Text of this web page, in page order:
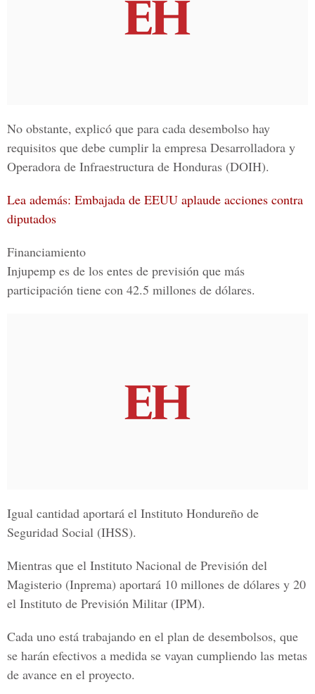
No obstante, explicó que para cada desembolso hay
requisitos que debe cumplir la empresa Desarrolladora y
Operadora de Infraestructura de Honduras (DOIH).
Lea además: Embajada de EEUU aplaude acciones contra
diputados
Financiamiento
Injupemp es de los entes de previsión que más
participación tiene con 42.5 millones de dólares.
Igual cantidad aportará el Instituto Hondureño de
Seguridad Social (IHSS).
Mientras que el Instituto Nacional de Previsión del
Magisterio (Inprema) aportará 10 millones de dólares y 20
el Instituto de Previsión Militar (IPM).
Cada uno está trabajando en el plan de desembolsos, que
se harán efectivos a medida se vayan cumpliendo las metas
de avance en el proyecto.